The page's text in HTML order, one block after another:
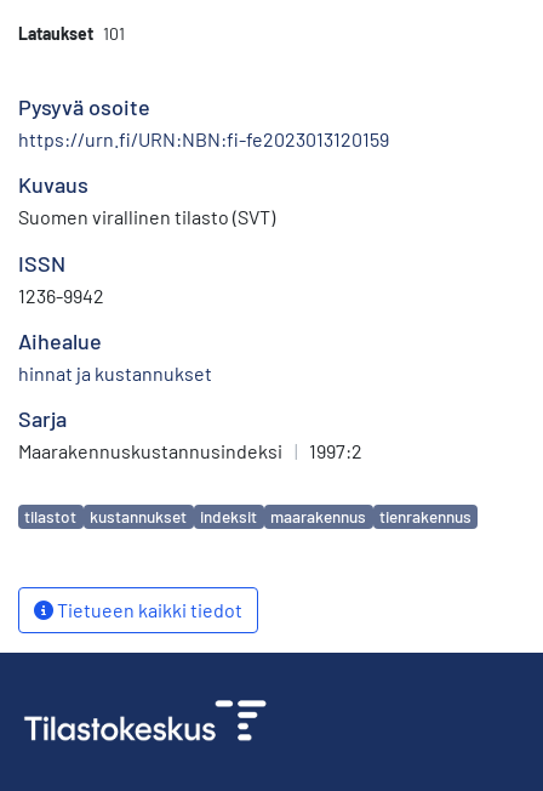
Lataukset 101
Pysyvä osoite
https://urn.fi/URN:NBN:fi-fe2023013120159
Kuvaus
Suomen virallinen tilasto (SVT)
ISSN
1236-9942
Aihealue
hinnat ja kustannukset
Sarja
Maarakennuskustannusindeksi | 1997:2
Avainsanat
tilastot kustannukset indeksit maarakennus tienrakennus
Tietueen kaikki tiedot